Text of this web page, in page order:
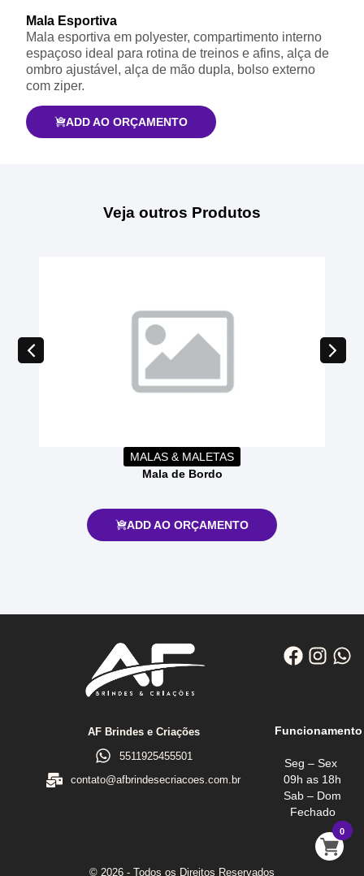
Mala Esportiva
Mala esportiva em polyester, compartimento interno
espaçoso ideal para rotina de treinos e afins, alça de
ombro ajustável, alça de mão dupla, bolso externo
com ziper.
ADD AO ORÇAMENTO
Veja outros Produtos
MALAS & MALETAS
Mala de Bordo
ADD AO ORÇAMENTO
AF Brindes e Criações
5511925455501
contato@afbrindesecriacoes.com.br
Funcionamento
Seg – Sex
09h as 18h
Sab – Dom
Fechado
0
© 2026 - Todos os Direitos Reservados